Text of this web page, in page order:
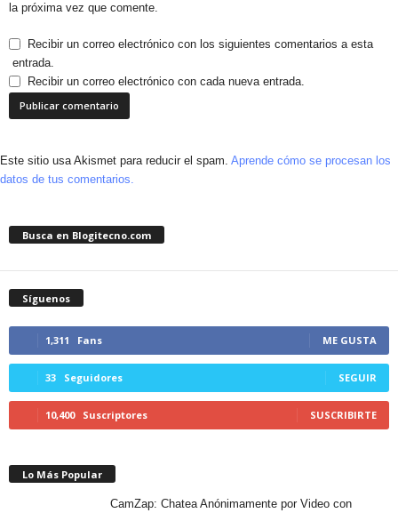
la próxima vez que comente.
Recibir un correo electrónico con los siguientes comentarios a esta
entrada.
Recibir un correo electrónico con cada nueva entrada.
Este sitio usa Akismet para reducir el spam. Aprende cómo se procesan los
datos de tus comentarios.
Busca en Blogitecno.com
Síguenos
1,311 Fans ME GUSTA
33 Seguidores SEGUIR
10,400 Suscriptores SUSCRIBIRTE
Lo Más Popular
CamZap: Chatea Anónimamente por Video con